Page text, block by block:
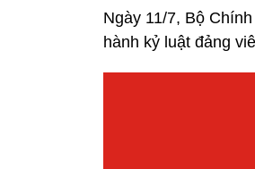
Ngày 11/7, Bộ
hành kỷ luật đảng